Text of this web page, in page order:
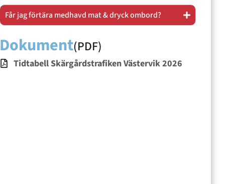
Får jag förtära medhavd mat & dryck ombord?
Dokument(PDF)
Tidtabell Skärgårdstrafiken Västervik 2026